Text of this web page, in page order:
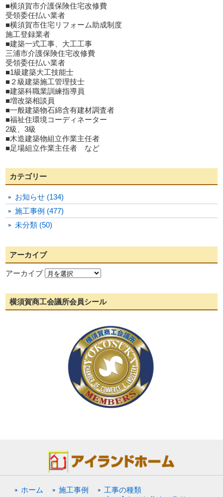
■横須賀市介護保険住宅改修費
受領委任払い業者
■横須賀市住宅リフォーム助成制度
施工登録業者
■建築一式工事、大工工事
三浦市介護保険住宅改修費
受領委任払い業者
■1級建築大工技能士
■２級建築施工管理技士
■建築科職業訓練指導員
■増改築相談員
■一般建築物石綿含有建材調査者
■福祉住環境コーディネーター
2級、3級
■木造建築物組立作業主任者
■足場組立作業主任者 など
カテゴリー
お知らせ (134)
施工事例 (477)
未分類 (50)
アーカイブ
アーカイブ
横須賀商工会議所会員シール
ホーム 施工事例
工事の種類